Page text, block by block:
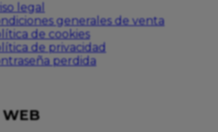
legal
generales de venta
de cookies
de privacidad
perdida
WEB